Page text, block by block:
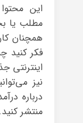
این
مطلب یا
همچنان
فکر
اینترنتی
نیز
درباره
منتشر کنید.